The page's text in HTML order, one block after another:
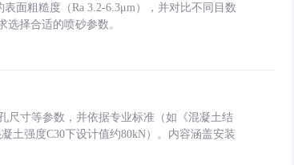
面粗糙度（Ra 3.2-6.3μm），并对比不同目数
选择合适的喷砂参数。
尺寸等参数，并依据专业标准（如《混凝土结
土强度C30下设计值约80kN）。内容涵盖安装